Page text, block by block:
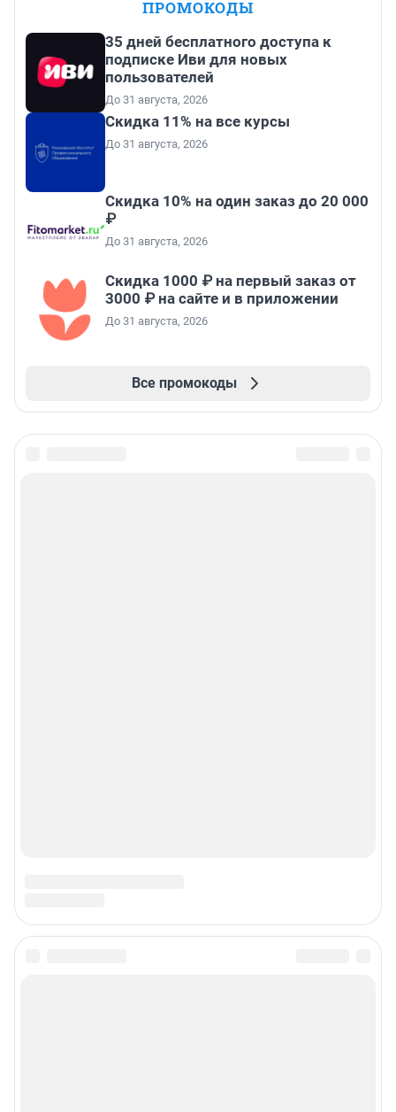
ПРОМОКОДЫ
35 дней бесплатного доступа к
подписке Иви для новых
пользователей
До 31 августа, 2026
Скидка 11% на все курсы
До 31 августа, 2026
Скидка 10% на один заказ до 20 000
₽
До 31 августа, 2026
Скидка 1000 ₽ на первый заказ от
3000 ₽ на сайте и в приложении
До 31 августа, 2026
Все промокоды